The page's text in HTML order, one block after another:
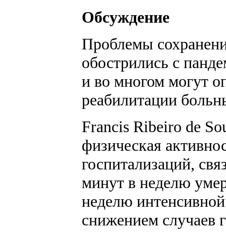
Обсуждение
Проблемы
обострились с
и во многом могут
реабилитации
Francis Ribeiro de
физическая
госпитализаций,
минут в неделю
неделю
снижением случаев